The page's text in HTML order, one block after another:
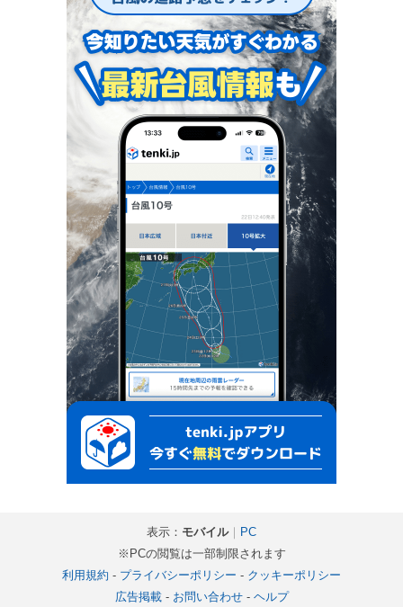
表示： モバイル｜ PC
※PCの閲覧は一部制限されます
利用規約 - プライバシーポリシー - クッキーポリシー
広告掲載- お問い合わせ- ヘルプ